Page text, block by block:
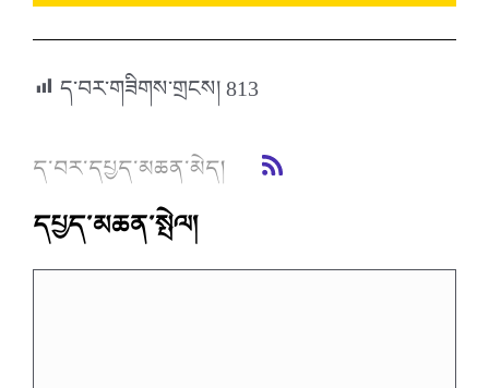
ད་བར་གཟིགས་གྲངས།813
ད་བར་དཔྱད་མཆན་མེད།
དཔྱད་མཆན་སྤེལ།